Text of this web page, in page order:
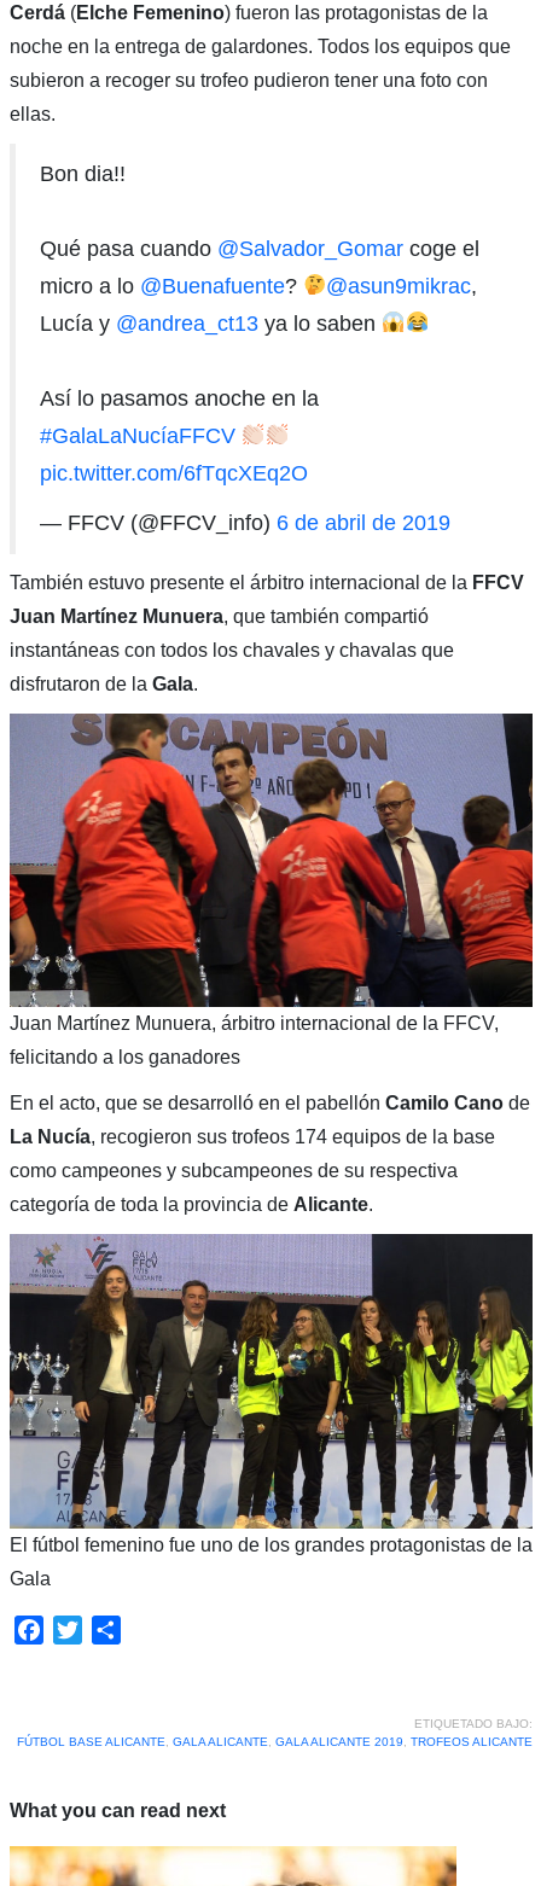
Cerdá(Elche Femenino) fueron las protagonistas de la
noche en la entrega de galardones. Todos los equipos que
subieron a recoger su trofeo pudieron tener una foto con
ellas.
Bon dia!!
Qué pasa cuando @Salvador_Gomarcoge el
micro a lo @Buenafuente? @asun9mikrac,
Lucía y @andrea_ct13ya lo saben
Así lo pasamos anoche en la
#GalaLaNucíaFFCV
pic.twitter.com/6fTqcXEq2O
— FFCV (@FFCV_info) 6 de abril de 2019
También estuvo presente el árbitro internacional de la FFCV
Juan Martínez Munuera, que también compartió
instantáneas con todos los chavales y chavalas que
disfrutaron de la Gala.
Juan Martínez Munuera, árbitro internacional de la FFCV,
felicitando a los ganadores
En el acto, que se desarrolló en el pabellón Camilo Cano de
La Nucía, recogieron sus trofeos 174 equipos de la base
como campeones y subcampeones de su respectiva
categoría de toda la provincia de Alicante.
El fútbol femenino fue uno de los grandes protagonistas de la
Gala
Facebook
Twitter
ETIQUETADO BAJO:
FÚTBOL BASE ALICANTE
GALA ALICANTE GALA ALICANTE 2019 TROFEOS ALICANTE
What you can read next